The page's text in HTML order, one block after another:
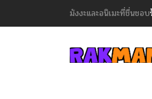
มังงะและอนิเมะที่ชื่นชอบ